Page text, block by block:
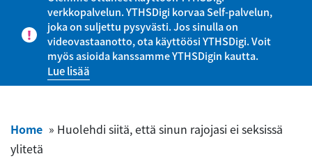
verkkopalvelun. YTHSDigi korvaa Self-palvelun,
joka on suljettu pysyvästi. Jos sinulla on
videovastaanotto, ota käyttöösi YTHSDigi. Voit
myös asioida kanssamme YTHSDigin kautta.
Lue lisää
Home » Huolehdi siitä, että sinun rajojasi ei seksissä
ylitetä